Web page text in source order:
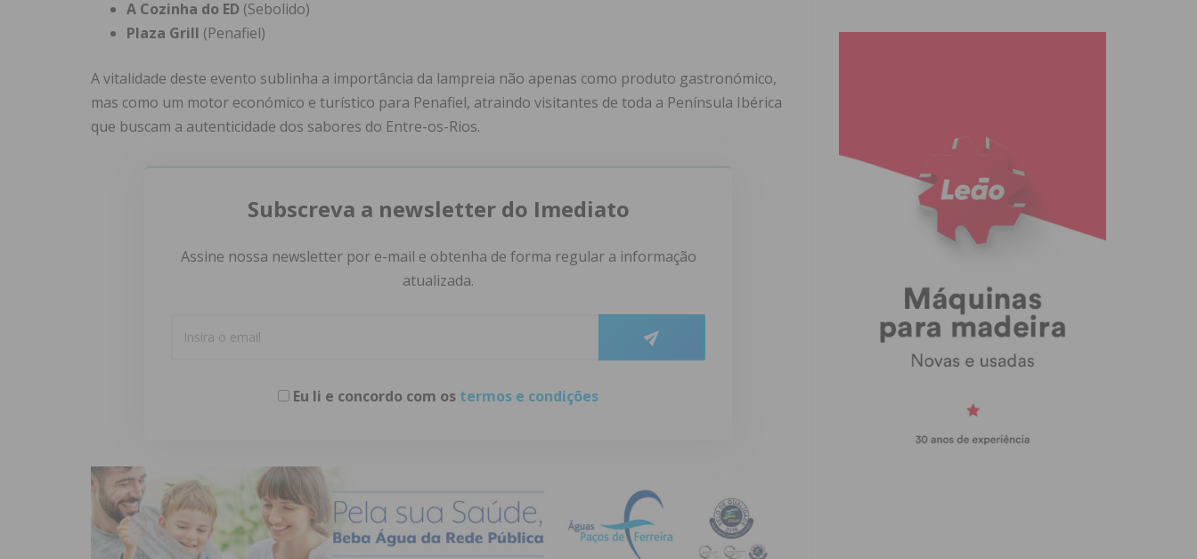
A Cozinha do ED (Sebolido)
Plaza Grill (Penafiel)
A vitalidade deste evento sublinha a importância da lampreia não apenas como produto gastronómico,
mas como um motor económico e turístico para Penafiel, atraindo visitantes de toda a Península Ibérica
que buscam a autenticidade dos sabores do Entre-os-Rios.
Subscreva a newsletter do Imediato
Assine nossa newsletter por e-mail e obtenha de forma regular a informação
atualizada.
Eu li e concordo com os termos e condições